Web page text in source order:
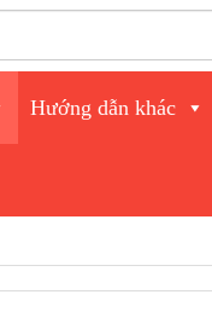
Hướng dẫn khác